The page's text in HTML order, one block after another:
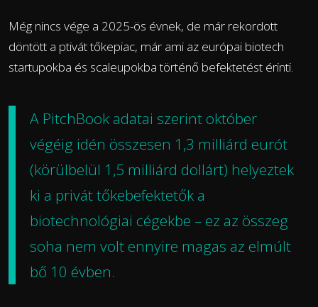
Még nincs vége a 2025-ös évnek, de már rekordott
döntött a ptivát tőkepiac, már ami az európai biotech
startupokba és scaleupokba történő befektetést érinti.
A PitchBook adatai szerint október
végéig idén összesen 1,3 milliárd eurót
(körülbelül 1,5 milliárd dollárt) helyeztek
ki a privát tőkebefektetők a
biotechnológiai cégekbe – ez az összeg
soha nem volt ennyire magas az elmúlt
bő 10 évben.